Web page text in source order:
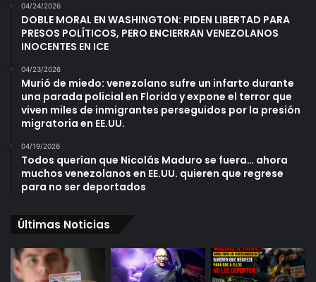
04/24/2026
DOBLE MORAL EN WASHINGTON: PIDEN LIBERTAD PARA
PRESOS POLÍTICOS, PERO ENCIERRAN VENEZOLANOS
INOCENTES EN ICE
04/23/2026
Murió de miedo: venezolano sufre un infarto durante
una parada policial en Florida y expone el terror que
viven miles de inmigrantes perseguidos por la presión
migratoria en EE.UU.
04/19/2026
Todos querían que Nicolás Maduro se fuera… ahora
muchos venezolanos en EE.UU. quieren que regrese
para no ser deportados
Últimas Noticias